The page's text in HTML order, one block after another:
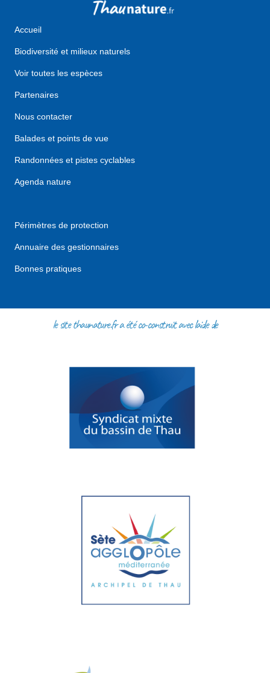
Accueil
Biodiversité et milieux naturels
Voir toutes les espèces
Partenaires
Nous contacter
Balades et points de vue
Randonnées et pistes cyclables
Agenda nature
Périmètres de protection
Annuaire des gestionnaires
Bonnes pratiques
le site thaunature.fr a été co-construit avec l'aide de